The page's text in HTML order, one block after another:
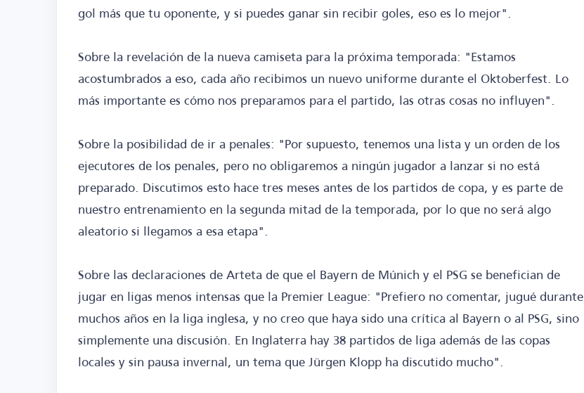
gol más que tu oponente, y si puedes ganar sin recibir goles, eso es lo mejor".
Sobre la revelación de la nueva camiseta para la próxima temporada: "Estamos
acostumbrados a eso, cada año recibimos un nuevo uniforme durante el Oktoberfest. Lo
más importante es cómo nos preparamos para el partido, las otras cosas no influyen".
Sobre la posibilidad de ir a penales: "Por supuesto, tenemos una lista y un orden de los
ejecutores de los penales, pero no obligaremos a ningún jugador a lanzar si no está
preparado. Discutimos esto hace tres meses antes de los partidos de copa, y es parte de
nuestro entrenamiento en la segunda mitad de la temporada, por lo que no será algo
aleatorio si llegamos a esa etapa".
Sobre las declaraciones de Arteta de que el Bayern de Múnich y el PSG se benefician de
jugar en ligas menos intensas que la Premier League: "Prefiero no comentar, jugué durante
muchos años en la liga inglesa, y no creo que haya sido una crítica al Bayern o al PSG, sino
simplemente una discusión. En Inglaterra hay 38 partidos de liga además de las copas
locales y sin pausa invernal, un tema que Jürgen Klopp ha discutido mucho".